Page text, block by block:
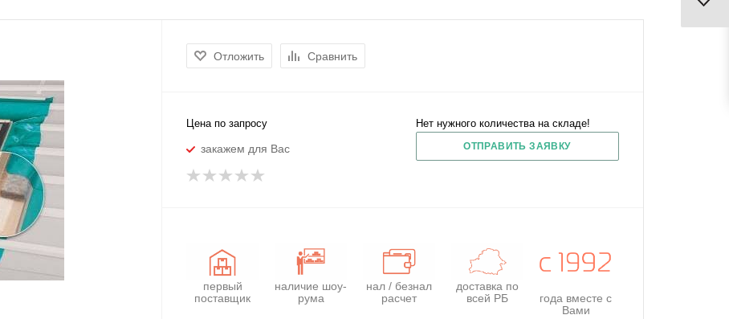
Отложить Сравнить
Цена по запросу
закажем для Вас
Нет нужного количества на складе!
ОТПРАВИТЬ ЗАЯВКУ
первый
поставщик
наличие шоу-
рума
нал / безнал
расчет
доставка по
всей РБ
года вместе с
Вами